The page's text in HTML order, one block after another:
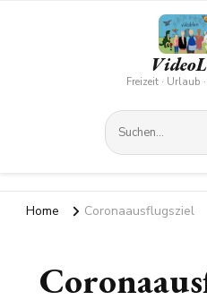
Freizeit · Urlaub
Home Coronaausflugsziel